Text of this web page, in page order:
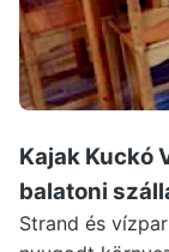
Kajak Kuckó
balatoni
Strand és